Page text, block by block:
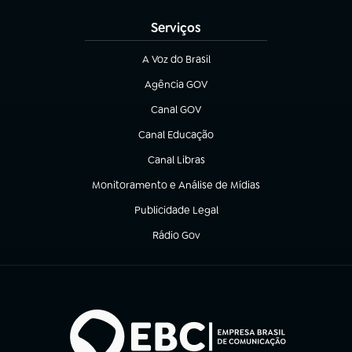
Serviços
A Voz do Brasil
(abre em nova aba)
Agência GOV
(abre em nova aba)
Canal GOV
(abre em nova aba)
Canal Educação
(abre em nova aba)
Canal Libras
(abre em nova aba)
Monitoramento e Análise de Mídias
(abre em nova aba)
Publicidade Legal
(abre em nova aba)
Rádio Gov
(abre em nova aba)